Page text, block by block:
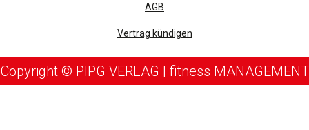
AGB
Vertrag kündigen
Copyright © PIPG VERLAG | fitness MANAGEMENT